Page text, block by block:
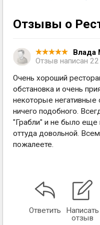
Отзывы о
Влада
Отзыв написан 22
Очень хороший
обстановка и очень
некоторые негативные
ничего подобного.
"Грабли" и не было еще
оттуда довольной.
пожалеете.
Ответить
Написать
отзыв